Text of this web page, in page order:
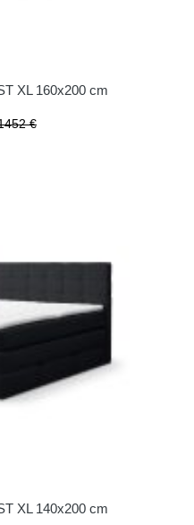
XL 160x200 cm
€
XL 140x200 cm